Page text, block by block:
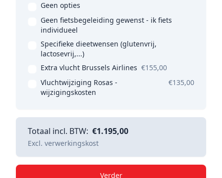
Geen opties
Geen fietsbegeleiding gewenst - ik fiets
individueel
Specifieke dieetwensen (glutenvrij,
lactosevrij,...)
Extra vlucht Brussels Airlines €155,00
Vluchtwijziging Rosas -
wijzigingskosten
€135,00
Totaal incl. BTW: €1.195,00
Excl. verwerkingskost
Verder